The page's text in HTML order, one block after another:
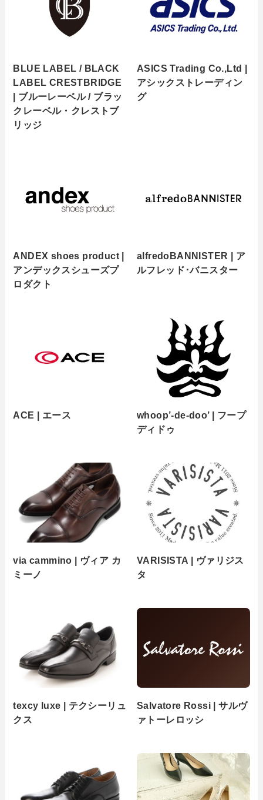
BLUE LABEL / BLACK
LABEL CRESTBRIDGE
| ブルーレーベル / ブラッ
クレーベル・クレストブ
リッジ
ASICS Trading Co.,Ltd |
アシックストレーディン
グ
ANDEX shoes product |
アンデックスシューズプ
ロダクト
alfredoBANNISTER | ア
ルフレッド･バニスター
ACE | エース
whoop’-de-doo’ | フープ
ディドゥ
via cammino | ヴィア カ
ミーノ
VARISISTA | ヴァリジス
タ
texcy luxe | テクシーリュ
クス
Salvatore Rossi | サルヴ
ァトーレロッシ